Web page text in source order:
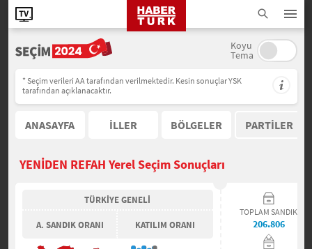
Koyu
Tema
* Seçim verileri AA tarafından verilmektedir. Kesin sonuçlar YSK
tarafından açıklanacaktır.
ANASAYFA İLLER BÖLGELER PARTİLER
YENİDEN REFAH Yerel Seçim Sonuçları
TÜRKİYE GENELİ
A. SANDIK ORANI KATILIM ORANI
TOPLAM SANDIK
206.806